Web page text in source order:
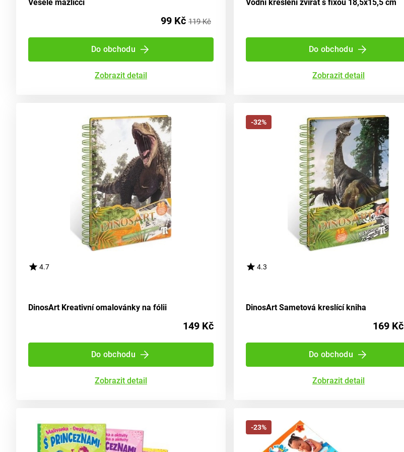
Veselé mazlíčci
99 Kč 119 Kč
Do obchodu
Zobrazit detail
Vodní kreslení zvířat s fixou 18,5x15,5 cm
Do obchodu
Zobrazit detail
4.7
DinosArt Kreativní omalovánky na fólii
149 Kč
Do obchodu
Zobrazit detail
-32%
4.3
DinosArt Sametová kreslící kniha
169 Kč
Do obchodu
Zobrazit detail
-23%